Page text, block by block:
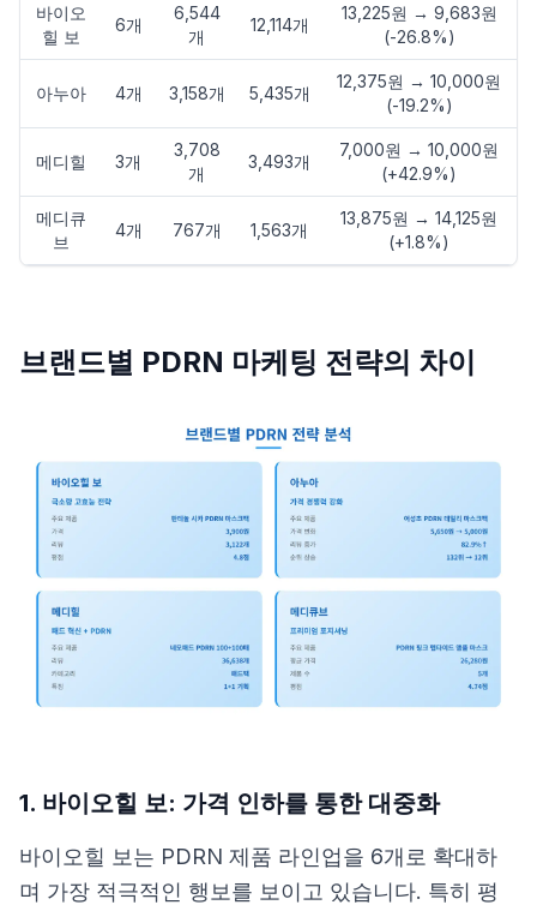
바이오
힐 보
6개
6,544
개
12,114개
13,225원 → 9,683원
(-26.8%)
아누아 4개 3,158개 5,435개
12,375원 → 10,000원
(-19.2%)
메디힐 3개
3,708
개
3,493개
7,000원 → 10,000원
(+42.9%)
메디큐
브
4개 767개 1,563개
13,875원 → 14,125원
(+1.8%)
브랜드별 PDRN 마케팅 전략의 차이
1. 바이오힐 보: 가격 인하를 통한 대중화
바이오힐 보는 PDRN 제품 라인업을 6개로 확대하
며 가장 적극적인 행보를 보이고 있습니다. 특히 평